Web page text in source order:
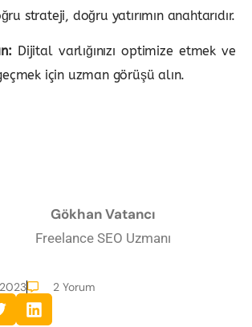
strateji, doğru yatırımın anahtarıdır.
Dijital varlığınızı optimize etmek ve
için uzman görüşü alın.
Gökhan Vatancı
Freelance SEO Uzmanı
2 Yorum